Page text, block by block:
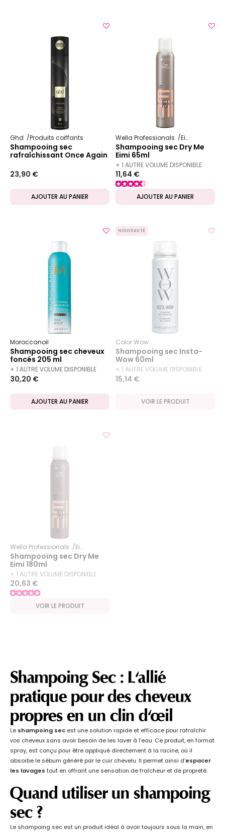
Ghd Produits coiffants
Shampooing sec
rafraîchissant Once Again
23,90 €
AJOUTER AU PANIER
Wella Professionals Eimi
Shampooing sec Dry Me
Eimi 65ml
+ 1 AUTRE VOLUME DISPONIBLE
11,64 €
AJOUTER AU PANIER
Moroccanoil
Shampooing sec cheveux
foncés 205 ml
+ 1 AUTRE VOLUME DISPONIBLE
30,20 €
AJOUTER AU PANIER
NOUVEAUTÉ
Color Wow
Shampooing sec Insta-
Wow 60ml
+ 1 AUTRE VOLUME DISPONIBLE
15,14 €
VOIR LE PRODUIT
Wella Professionals Eimi
Shampooing sec Dry Me
Eimi 180ml
+ 1 AUTRE VOLUME DISPONIBLE
20,63 €
VOIR LE PRODUIT
Shampoing Sec : L'allié
pratique pour des cheveux
propres en un clin d'œil
Le shampoing sec est une solution rapide et efficace pour rafraîchir
vos cheveux sans avoir besoin de les laver à l'eau. Ce produit, en format
spray, est conçu pour être appliqué directement à la racine, où il
absorbe le sébum généré par le cuir chevelu. Il permet ainsi d'espacer
les lavages tout en offrant une sensation de fraîcheur et de propreté.
Quand utiliser un shampoing
sec ?
Le shampoing sec est un produit idéal à avoir toujours sous la main, en